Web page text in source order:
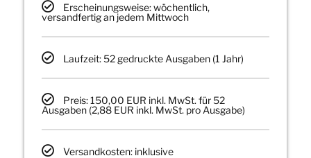
Erscheinungsweise: wöchentlich,
versandfertig an jedem Mittwoch
Laufzeit: 52 gedruckte Ausgaben (1 Jahr)
Preis: 150,00 EUR inkl. MwSt. für 52
Ausgaben (2,88 EUR inkl. MwSt. pro Ausgabe)
Versandkosten: inklusive